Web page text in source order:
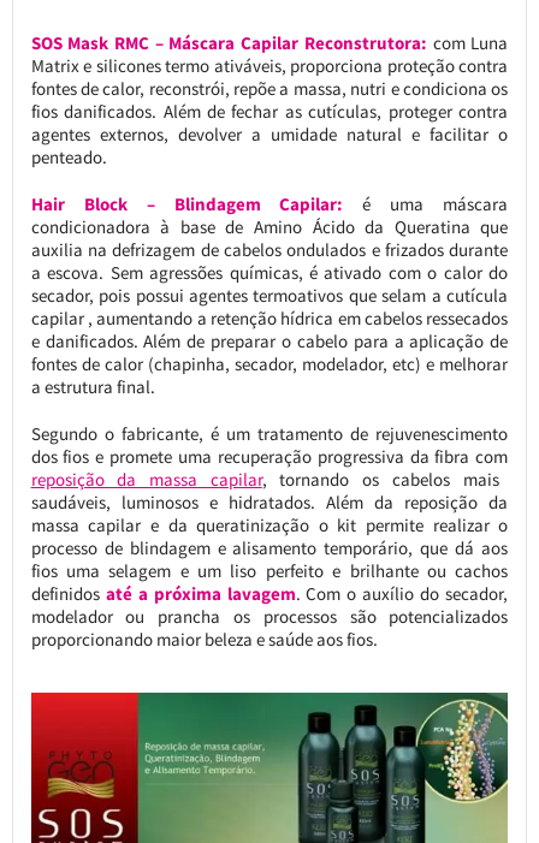
SOS Mask RMC – Máscara Capilar Reconstrutora: com Luna
Matrix e silicones termo ativáveis, proporciona proteção contra
fontes de calor, reconstrói, repõe a massa, nutri e condiciona os
fios danificados. Além de fechar as cutículas, proteger contra
agentes externos, devolver a umidade natural e facilitar o
penteado.
Hair Block – Blindagem Capilar: é uma máscara
condicionadora à base de Amino Ácido da Queratina que
auxilia na defrizagem de cabelos ondulados e frizados durante
a escova. Sem agressões químicas, é ativado com o calor do
secador, pois possui agentes termoativos que selam a cutícula
capilar , aumentando a retenção hídrica em cabelos ressecados
e danificados. Além de preparar o cabelo para a aplicação de
fontes de calor (chapinha, secador, modelador, etc) e melhorar
a estrutura final.
Segundo o fabricante, é um tratamento de rejuvenescimento
dos fios e promete uma recuperação progressiva da fibra com
reposição da massa capilar, tornando os cabelos mais
saudáveis, luminosos e hidratados. Além da reposição da
massa capilar e da queratinização o kit permite realizar o
processo de blindagem e alisamento temporário, que dá aos
fios uma selagem e um liso perfeito e brilhante ou cachos
definidos até a próxima lavagem. Com o auxílio do secador,
modelador ou prancha os processos são potencializados
proporcionando maior beleza e saúde aos fios.